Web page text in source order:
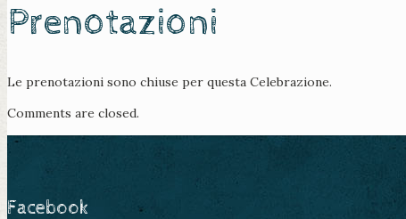
Prenotazioni
Le prenotazioni sono chiuse per questa Celebrazione.
Comments are closed.
Facebook